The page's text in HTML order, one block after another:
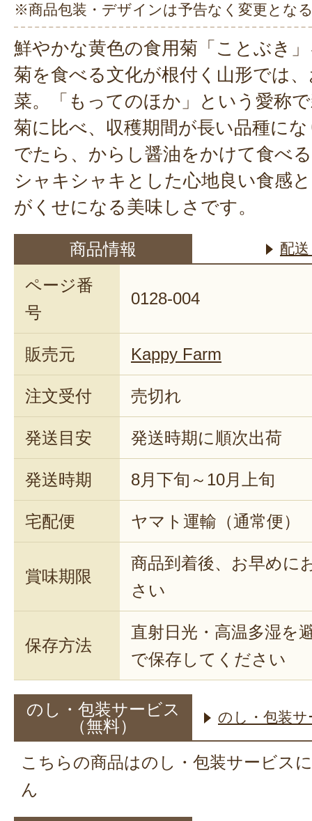
※商品包装・デザインは予告なく変更とな
鮮やかな黄色の食用菊「ことぶき
菊を食べる文化が根付く山形では
菜。「もってのほか」という愛称
菊に比べ、収穫期間が長い品種に
でたら、からし醤油をかけて食べ
シャキシャキとした心地良い食感
がくせになる美味しさです。
商品情報 配
ページ番
号
0128-004
販売元 Kappy Farm
注文受付 売切れ
発送目安 発送時期に順次出荷
発送時期 8月下旬～10月上旬
宅配便 ヤマト運輸（通常便）
賞味期限
商品到着後、お早めに
さい
保存方法
直射日光・高温多湿を
で保存してください
のし・包装サービス
（無料）
のし・包装
こちらの商品はのし・包装サービス
ん